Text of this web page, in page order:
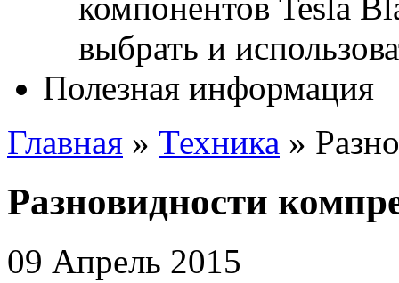
Полезная информация
Главная » Техника »
Разновидности
09 Апрель 2015